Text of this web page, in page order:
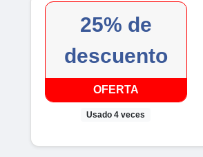
25% de
descuento
OFERTA
Usado 4 veces